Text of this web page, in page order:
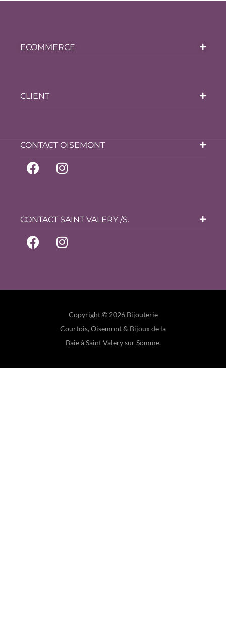
ECOMMERCE
CLIENT
CONTACT OISEMONT
CONTACT SAINT VALERY /S.
Copyright © 2026 Bijouterie
Courtois, Oisemont & Bijoux de la
Baie à Saint Valery sur Somme.